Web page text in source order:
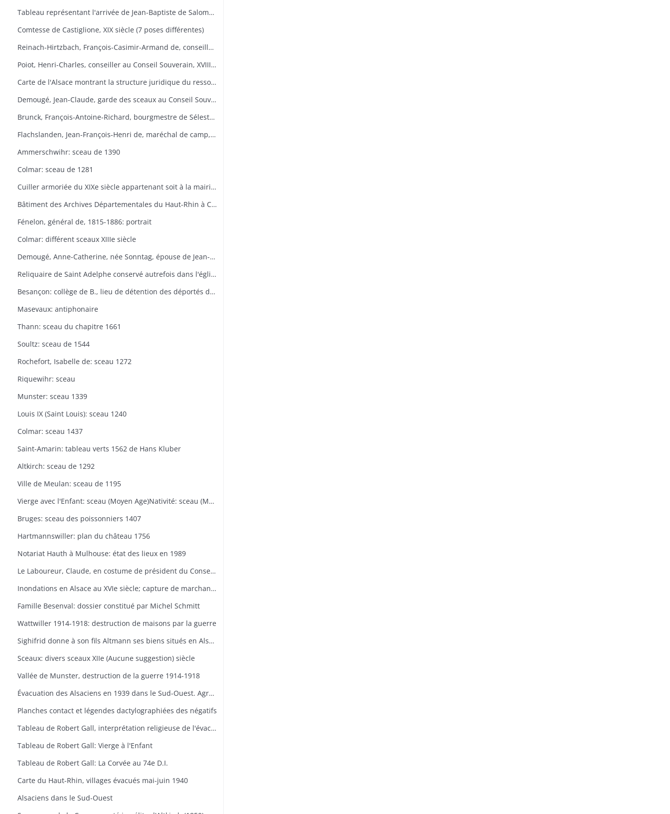
Tableau représentant l'arrivée de Jean-Baptiste de Salomon, second président au Conseil Souverain devant son château d'Ingesheim, 1745
Comtesse de Castiglione, XIX siècle (7 poses différentes)
Reinach-Hirtzbach, François-Casimir-Armand de, conseiller chevalier d'honneur d'épée au Conseil Souverain, XVIIIe : portrait
Poiot, Henri-Charles, conseiller au Conseil Souverain, XVIIIe siècle: portrait
Carte de l'Alsace montrant la structure juridique du ressort du Conseil Souverain d'Alsace en 1727
Demougé, Jean-Claude, garde des sceaux au Conseil Souverain en 1697 à 1704: portrait
Brunck, François-Antoine-Richard, bourgmestre de Sélestat, secrétaire du roi à la chancellerie du Conseil Souverain, XVIIIe siècle: portrait
Flachslanden, Jean-François-Henri de, maréchal de camp, commandant de la province d'Alsace; XVIIIe siècle: portrait
Ammerschwihr: sceau de 1390
Colmar: sceau de 1281
Cuiller armoriée du XIXe siècle appartenant soit à la mairie de Ribeauvillé, soit à M.Posth, maire de Ribeauvillé
Bâtiment des Archives Départementales du Haut-Rhin à Colmar: extérieur
Fénelon, général de, 1815-1886: portrait
Colmar: différent sceaux XIIIe siècle
Demougé, Anne-Catherine, née Sonntag, épouse de Jean-Claude Demougé, XVIIIe siècle: portrait
Reliquaire de Saint Adelphe conservé autrefois dans l'église de Newiller-lés-Saverne
Besançon: collège de B., lieu de détention des déportés du Haut-Rhin, 18 avril 1793
Masevaux: antiphonaire
Thann: sceau du chapitre 1661
Soultz: sceau de 1544
Rochefort, Isabelle de: sceau 1272
Riquewihr: sceau
Munster: sceau 1339
Louis IX (Saint Louis): sceau 1240
Colmar: sceau 1437
Saint-Amarin: tableau verts 1562 de Hans Kluber
Altkirch: sceau de 1292
Ville de Meulan: sceau de 1195
Vierge avec l'Enfant: sceau (Moyen Age)Nativité: sceau (Moyen Age)
Bruges: sceau des poissonniers 1407
Hartmannswiller: plan du château 1756
Notariat Hauth à Mulhouse: état des lieux en 1989
Le Laboureur, Claude, en costume de président du Conseil Souverain, fin XVIIe siècle: portrait
Inondations en Alsace au XVIe siècle; capture de marchand sur le Rhin par un seigneur en 1473, Extraits de la "Chronique de Thiébaut Schilling
Famille Besenval: dossier constitué par Michel Schmitt
Wattwiller 1914-1918: destruction de maisons par la guerre
Sighifrid donne à son fils Altmann ses biens situés en Alsace, 762
Sceaux: divers sceaux XIIe (Aucune suggestion) siècle
Vallée de Munster, destruction de la guerre 1914-1918
Évacuation des Alsaciens en 1939 dans le Sud-Ouest. Agrandissements utilisés pour l'exposition 'Évacuation 1939",
Planches contact et légendes dactylographiées des négatifs
Tableau de Robert Gall, interprétation religieuse de l'évacuation: Vierge à l'Enfant sur un chariot
Tableau de Robert Gall: Vierge à l'Enfant
Tableau de Robert Gall: La Corvée au 74e D.I.
Carte du Haut-Rhin, villages évacués mai-juin 1940
Alsaciens dans le Sud-Ouest